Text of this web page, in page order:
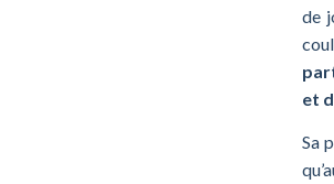
de
et
Sa